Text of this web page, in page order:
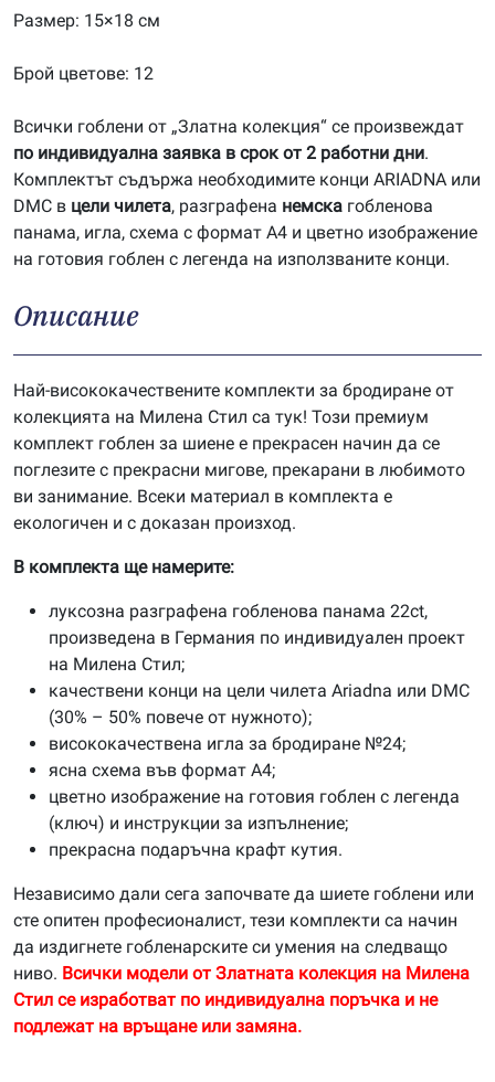
Размер: 15×18 см
Брой цветове: 12
Всички гоблени от „Златна колекция“ се произвеждат
по индивидуална заявка в срок от 2 работни дни.
Комплектът съдържа необходимите конци ARIADNA или
DMC в цели чилета, разграфена немска гобленова
панама, игла, схема с формат А4 и цветно изображение
на готовия гоблен с легенда на използваните конци.
Описание
Най-висококачествените комплекти за бродиране от
колекцията на Милена Стил са тук! Този премиум
комплект гоблен за шиене е прекрасен начин да се
поглезите с прекрасни мигове, прекарани в любимото
ви занимание. Всеки материал в комплекта е
екологичен и с доказан произход.
В комплекта ще намерите:
луксозна разграфена гобленова панама 22ct,
произведена в Германия по индивидуален проект
на Милена Стил;
качествени конци на цели чилета Ariadna или DMC
(30% – 50% повече от нужното);
висококачествена игла за бродиране №24;
ясна схема във формат А4;
цветно изображение на готовия гоблен с легенда
(ключ) и инструкции за изпълнение;
прекрасна подаръчна крафт кутия.
Независимо дали сега започвате да шиете гоблени или
сте опитен професионалист, тези комплекти са начин
да издигнете гобленарските си умения на следващо
ниво. Всички модели от Златната колекция на Милена
Стил се изработват по индивидуална поръчка и не
подлежат на връщане или замяна.